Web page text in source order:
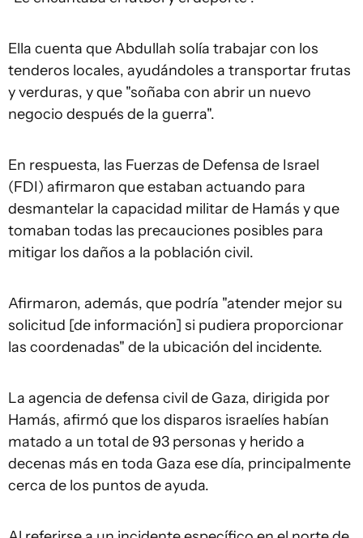
Ella cuenta que Abdullah solía trabajar con los
tenderos locales, ayudándoles a transportar frutas
y verduras, y que "soñaba con abrir un nuevo
negocio después de la guerra".
En respuesta, las Fuerzas de Defensa de Israel
(FDI) afirmaron que estaban actuando para
desmantelar la capacidad militar de Hamás y que
tomaban todas las precauciones posibles para
mitigar los daños a la población civil.
Afirmaron, además, que podría "atender mejor su
solicitud [de información] si pudiera proporcionar
las coordenadas" de la ubicación del incidente.
La agencia de defensa civil de Gaza, dirigida por
Hamás, afirmó que los disparos israelíes habían
matado a un total de 93 personas y herido a
decenas más en toda Gaza ese día, principalmente
cerca de los puntos de ayuda.